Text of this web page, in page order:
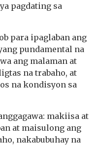
pagdating sa
para ipaglaban ang
pundamental na
ang malaman at
na trabaho, at
na kondisyon sa
makiisa at
at maisulong ang
nakabubuhay na